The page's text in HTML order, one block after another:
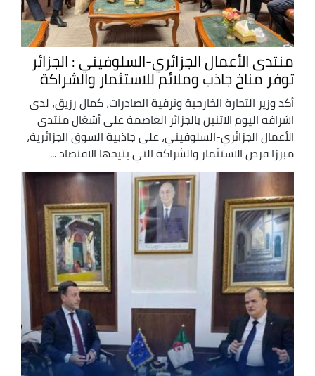
منتدى الأعمال الجزائري-السلوفيني : الجزائر
توفر مناخ جاذب وملائم للاستثمار والشراكة
أكد وزير التجارة الخارجية وترقية الصادرات، كمال رزيق، لدى
اشرافه اليوم الاثنين بالجزائر العاصمة على أشغال منتدى
الأعمال الجزائري-السلوفيني، على جاذبية السوق الجزائرية،
مبرزا فرص الاستثمار والشراكة التي يتيحها الاقتصاد ...